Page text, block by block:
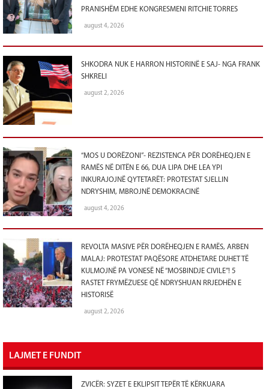
PRANISHËM EDHE KONGRESMENI RITCHIE TORRES
august 4, 2026
SHKODRA NUK E HARRON HISTORINË E SAJ- NGA FRANK
SHKRELI
august 2, 2026
“MOS U DORËZONI”- REZISTENCA PËR DORËHEQJEN E
RAMËS NË DITËN E 66, DUA LIPA DHE LEA YPI
INKURAJOJNË QYTETARËT: PROTESTAT SJELLIN
NDRYSHIM, MBROJNË DEMOKRACINË
august 4, 2026
REVOLTA MASIVE PËR DORËHEQJEN E RAMËS, ARBEN
MALAJ: PROTESTAT PAQËSORE ATDHETARE DUHET TË
KULMOJNË PA VONESË NË “MOSBINDJE CIVILE”! 5
RASTET FRYMËZUESE QË NDRYSHUAN RRJEDHËN E
HISTORISË
august 2, 2026
LAJMET E FUNDIT
ZVICËR: SYZET E EKLIPSIT TEPËR TË KËRKUARA